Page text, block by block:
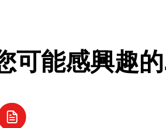
可能感興趣